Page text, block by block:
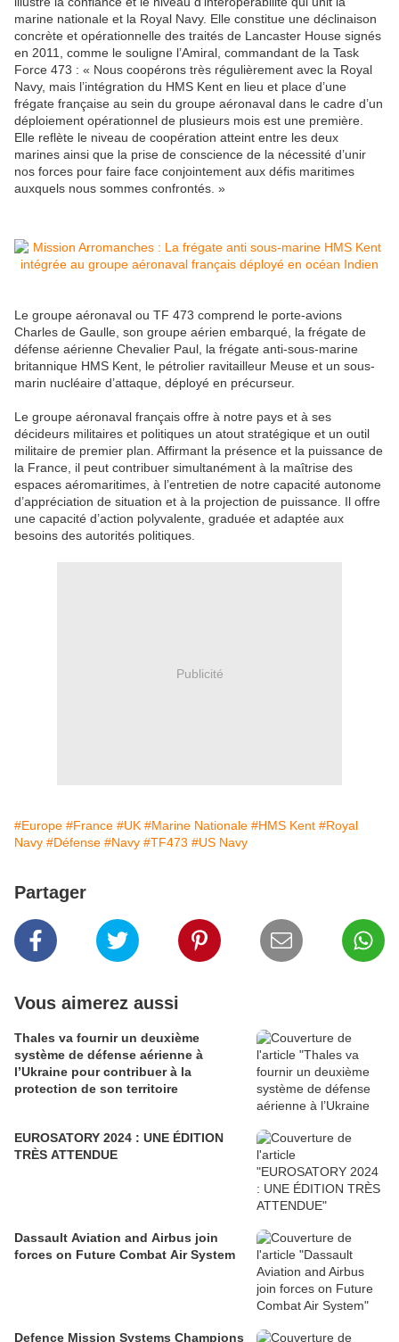
marine nationale et la Royal Navy. Elle constitue une déclinaison
concrète et opérationnelle des traités de Lancaster House signés
en 2011, comme le souligne l’Amiral, commandant de la Task
Force 473 : « Nous coopérons très régulièrement avec la Royal
Navy, mais l’intégration du HMS Kent en lieu et place d’une
frégate française au sein du groupe aéronaval dans le cadre d’un
déploiement opérationnel de plusieurs mois est une première.
Elle reflète le niveau de coopération atteint entre les deux
marines ainsi que la prise de conscience de la nécessité d’unir
nos forces pour faire face conjointement aux défis maritimes
auxquels nous sommes confrontés. »
Le groupe aéronaval ou TF 473 comprend le porte-avions
Charles de Gaulle, son groupe aérien embarqué, la frégate de
défense aérienne Chevalier Paul, la frégate anti-sous-marine
britannique HMS Kent, le pétrolier ravitailleur Meuse et un sous-
marin nucléaire d’attaque, déployé en précurseur.
Le groupe aéronaval français offre à notre pays et à ses
décideurs militaires et politiques un atout stratégique et un outil
militaire de premier plan. Affirmant la présence et la puissance de
la France, il peut contribuer simultanément à la maîtrise des
espaces aéromaritimes, à l’entretien de notre capacité autonome
d’appréciation de situation et à la projection de puissance. Il offre
une capacité d’action polyvalente, graduée et adaptée aux
besoins des autorités politiques.
Publicité
#Europe #France #UK #Marine Nationale #HMS Kent #Royal
Navy #Défense #Navy #TF473 #US Navy
Partager
Vous aimerez aussi
Thales va fournir un deuxième
système de défense aérienne à
l’Ukraine pour contribuer à la
protection de son territoire
EUROSATORY 2024 : UNE ÉDITION
TRÈS ATTENDUE
Dassault Aviation and Airbus join
forces on Future Combat Air System
Defence Mission Systems Champions